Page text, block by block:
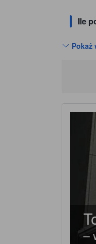
Ile
Pokaż
–